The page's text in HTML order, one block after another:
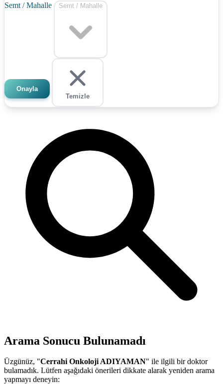
Semt / Mahalle Semt / Mahalle
Onayla
Temizle
Arama Sonucu Bulunamadı
Üzgünüz, "Cerrahi Onkoloji ADIYAMAN" ile ilgili bir doktor
bulamadık. Lütfen aşağıdaki önerileri dikkate alarak yeniden arama
yapmayı deneyin: